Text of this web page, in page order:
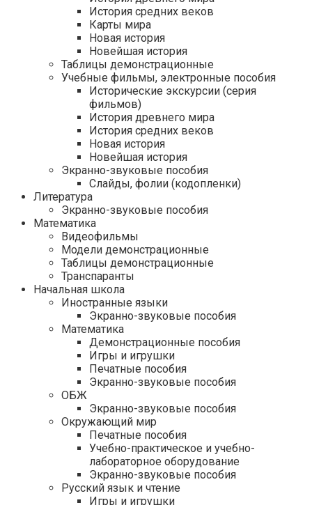
История средних веков
Карты мира
Новая история
Новейшая история
Таблицы демонстрационные
Учебные фильмы, электронные пособия
Исторические экскурсии (серия
фильмов)
История древнего мира
История средних веков
Новая история
Новейшая история
Экранно-звуковые пособия
Слайды, фолии (кодопленки)
Литература
Экранно-звуковые пособия
Математика
Видеофильмы
Модели демонстрационные
Таблицы демонстрационные
Транспаранты
Начальная школа
Иностранные языки
Экранно-звуковые пособия
Математика
Демонстрационные пособия
Игры и игрушки
Печатные пособия
Экранно-звуковые пособия
ОБЖ
Экранно-звуковые пособия
Окружающий мир
Печатные пособия
Учебно-практическое и учебно-
лабораторное оборудование
Экранно-звуковые пособия
Русский язык и чтение
Игры и игрушки